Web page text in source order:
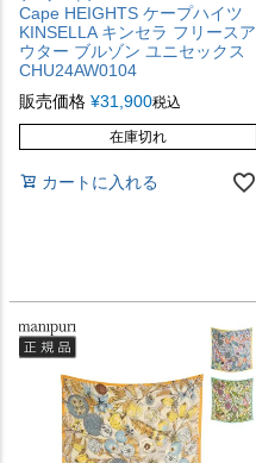
Cape HEIGHTS ケープハイツ
KINSELLA キンセラ フリースア
ウター ブルゾン ユニセックス
CHU24AW0104
販売価格 ¥31,900税込
在庫切れ
カートに入れる